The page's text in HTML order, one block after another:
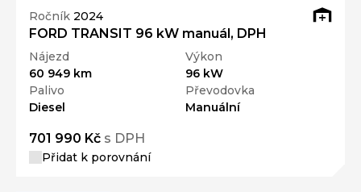
Ročník 2024
FORD TRANSIT 96 kW manuál, DPH
Nájezd
60 949 km
Výkon
96 kW
Palivo
Diesel
Převodovka
Manuální
701 990 Kč s DPH
Přidat k porovnání